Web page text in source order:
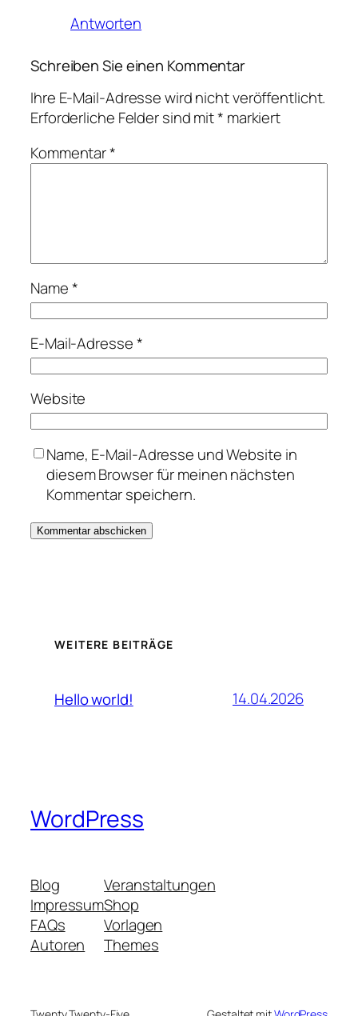
Antworten
Schreiben Sie einen Kommentar
Ihre E-Mail-Adresse wird nicht veröffentlicht.
Erforderliche Felder sind mit* markiert
Kommentar*
Name*
E-Mail-Adresse*
Website
Name, E-Mail-Adresse und Website in
diesem Browser für meinen nächsten
Kommentar speichern.
WEITERE BEITRÄGE
Hello world! 14.04.2026
WordPress
Blog
Impressum
FAQs
Autoren
Veranstaltungen
Shop
Vorlagen
Themes